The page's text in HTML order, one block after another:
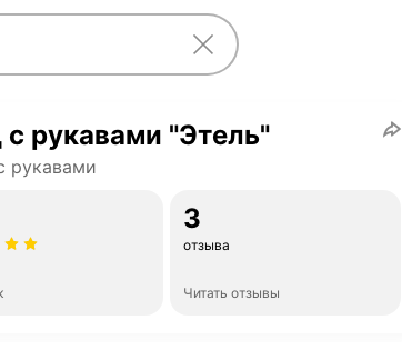
рукавами "Этель"
рукавами
3
отзыва
Читать отзывы